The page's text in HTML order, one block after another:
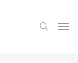
search